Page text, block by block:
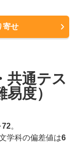
寄せ
共通テス
度）
72。
学科の偏差値は6